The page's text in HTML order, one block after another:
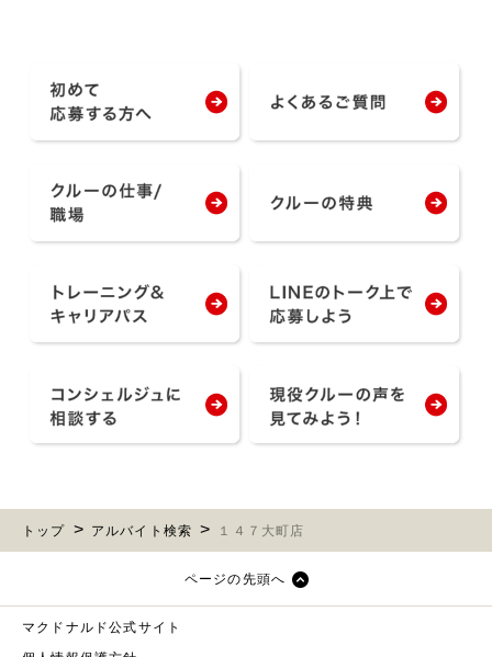
トップ アルバイト検索 １４７大町店
ページの先頭へ
マクドナルド公式サイト